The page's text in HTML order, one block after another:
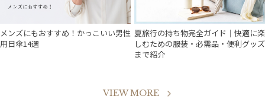
メンズにもおすすめ！かっこいい男性
用日傘14選
夏旅行の持ち物完全ガイド｜快適に楽
しむための服装・必需品・便利グッズ
まで紹介
VIEW MORE